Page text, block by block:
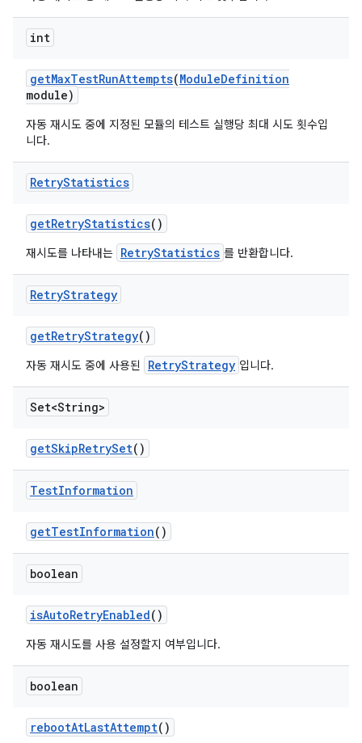
int
getMaxTestRunAttempts(ModuleDefinition
module)
자동 재시도 중에 지정된 모듈의 테스트 실행당 최대 시도 횟수입
니다.
RetryStatistics
getRetryStatistics()
재시도를 나타내는 RetryStatistics 를 반환합니다.
RetryStrategy
getRetryStrategy()
자동 재시도 중에 사용된 RetryStrategy 입니다.
Set<String>
getSkipRetrySet()
TestInformation
getTestInformation()
boolean
isAutoRetryEnabled()
자동 재시도를 사용 설정할지 여부입니다.
boolean
rebootAtLastAttempt()